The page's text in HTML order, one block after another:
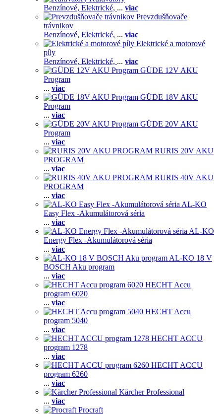
Benzínové, Elektrické, ... viac
Prevzdušňovače
trávnikov
Benzínové, Elektrické, ... viac
Elektrické a motorové
píly
Benzínové, Elektrické, ... viac
GÜDE 12V AKU
Program
... viac
GÜDE 18V AKU
Program
... viac
GÜDE 20V AKU
Program
... viac
RURIS 20V AKU
PROGRAM
... viac
RURIS 40V AKU
PROGRAM
... viac
AL-KO
Easy Flex -Akumulátorová séria
... viac
AL-KO
Energy Flex -Akumulátorová séria
... viac
AL-KO 18 V
BOSCH Aku program
... viac
HECHT Accu
program 6020
... viac
HECHT Accu
program 5040
... viac
HECHT ACCU
program 1278
... viac
HECHT ACCU
program 6260
... viac
Kärcher Professional
... viac
Procraft